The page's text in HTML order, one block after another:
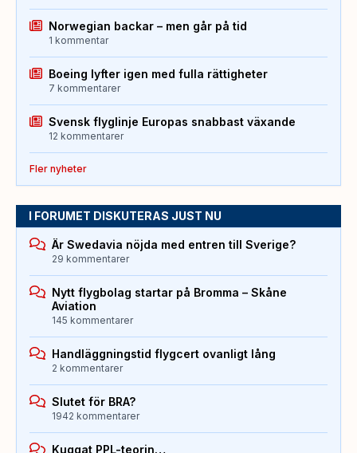
Norwegian backar – men går på tid
1 kommentar
Boeing lyfter igen med fulla rättigheter
7 kommentarer
Svensk flyglinje Europas snabbast växande
12 kommentarer
Fler nyheter
I FORUMET DISKUTERAS JUST NU
Är Swedavia nöjda med entren till Sverige?
29 kommentarer
Nytt flygbolag startar på Bromma – Skåne
Aviation
145 kommentarer
Handläggningstid flygcert ovanligt lång
2 kommentarer
Slutet för BRA?
1942 kommentarer
Kuggat PPL-teorin…